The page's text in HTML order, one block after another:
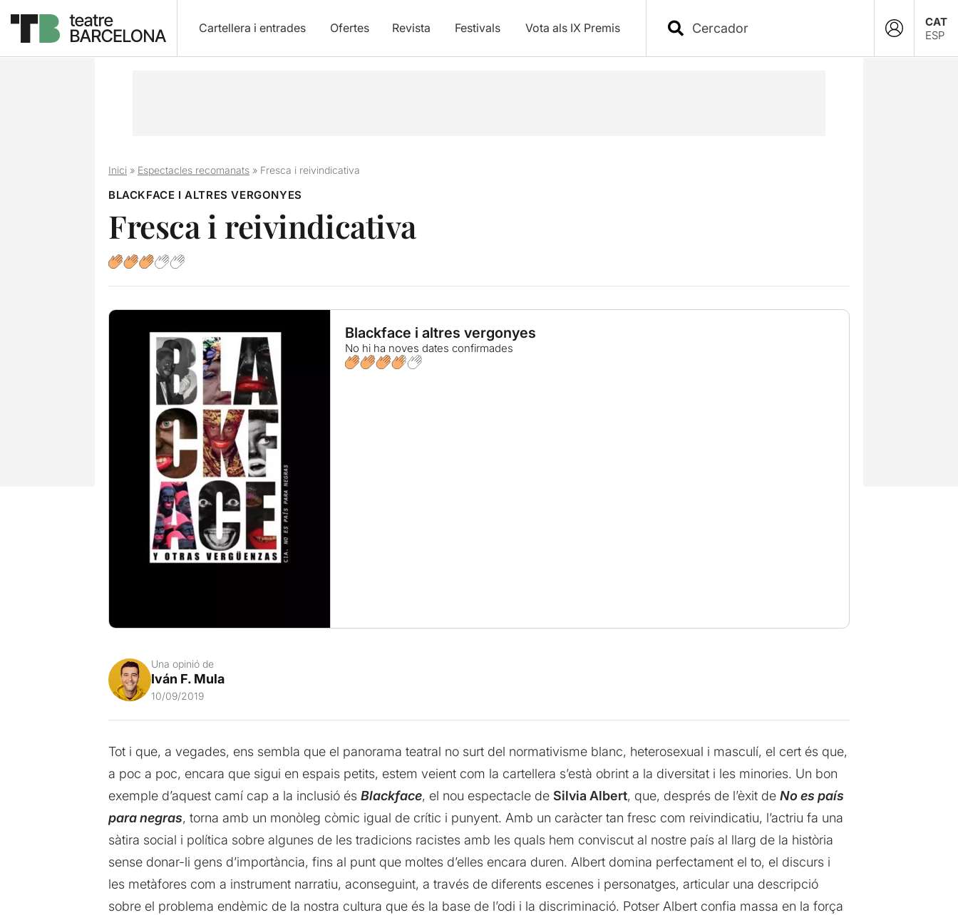
Cartellera i entrades Ofertes Revista Festivals Vota als IX Premis
CAT
ESP
Inici» Espectacles recomanats» Fresca i reivindicativa
BLACKFACE I ALTRES VERGONYES
Fresca i reivindicativa
Blackface i altres vergonyes
No hi ha noves dates confirmades
Una opinió de
Iván F. Mula
10/09/2019
Tot i que, a vegades, ens sembla que el panorama teatral no surt del normativisme blanc, heterosexual i masculí, el cert és que,
a poc a poc, encara que sigui en espais petits, estem veient com la cartellera s’està obrint a la diversitat i les minories. Un bon
exemple d’aquest camí cap a la inclusió és Blackface, el nou espectacle de Silvia Albert, que, després de l’èxit de No es país
para negras, torna amb un monòleg còmic igual de crític i punyent. Amb un caràcter tan fresc com reivindicatiu, l’actriu fa una
sàtira social i política sobre algunes de les tradicions racistes amb les quals hem conviscut al nostre país al llarg de la història
sense donar-li gens d’importància, fins al punt que moltes d’elles encara duren. Albert domina perfectament el to, el discurs i
les metàfores com a instrument narratiu, aconseguint, a través de diferents escenes i personatges, articular una descripció
sobre el problema endèmic de la nostra cultura que és la base de l’odi i la discriminació. Potser Albert confia massa en la força